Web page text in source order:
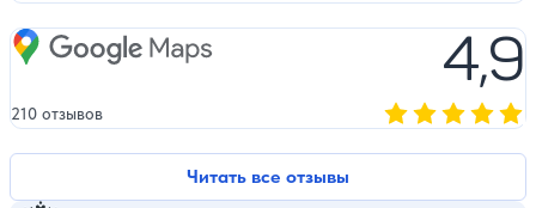
Читать все отзывы
Google Maps 4,9
210 отзывов